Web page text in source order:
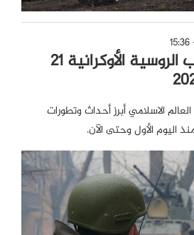
آخر تطورات الحرب الروسية الأوكرانية 21
الاسلامي أبرز أحداث وتطورات
اليوم الأول وحتى الآن.